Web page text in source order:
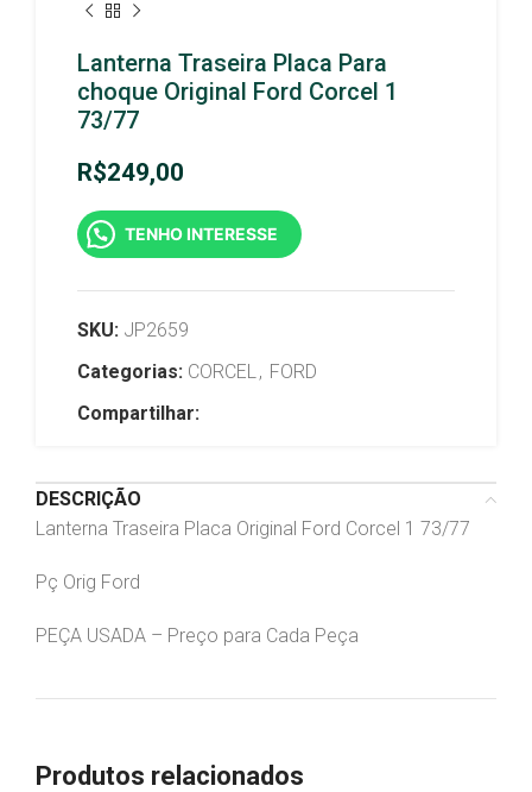
Lanterna Traseira Placa Para
choque Original Ford Corcel 1
73/77
R$249,00
TENHO INTERESSE
SKU: JP2659
Categorias: CORCEL, FORD
Compartilhar:
DESCRIÇÃO
Lanterna Traseira Placa Original Ford Corcel 1 73/77
Pç Orig Ford
PEÇA USADA – Preço para Cada Peça
Produtos relacionados